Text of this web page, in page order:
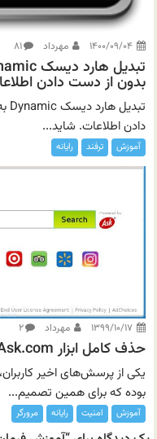
۱۴۰۰/۰۹/۰۴ مهرداد ۸۱
بدون از دست دادن
دادن اطلاعات. شاید...
آموزش ترفند رایانه
۱۳۹۹/۱۰/۱۷ مهرداد ۲
حذف کامل ابزار Ask.com
بوده که برای همین تصمیم...
آموزش امنیت رایانه مرورگر